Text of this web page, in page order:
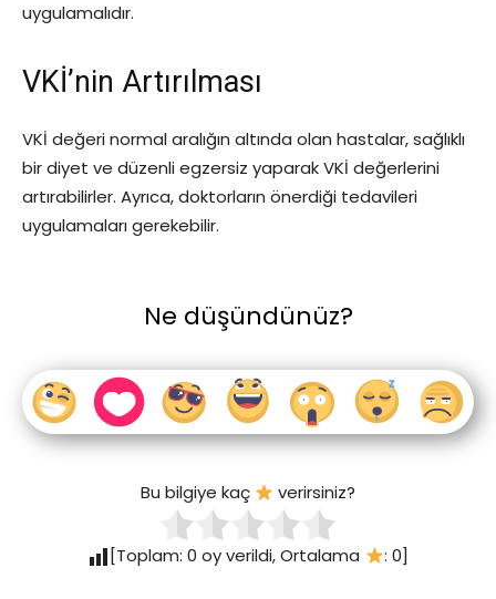
uygulamalıdır.
VKİ’nin Artırılması
VKİ değeri normal aralığın altında olan hastalar, sağlıklı
bir diyet ve düzenli egzersiz yaparak VKİ değerlerini
artırabilirler. Ayrıca, doktorların önerdiği tedavileri
uygulamaları gerekebilir.
Ne düşündünüz?
Bu bilgiye kaç verirsiniz?
[Toplam:0 oy verildi, Ortalama : 0]